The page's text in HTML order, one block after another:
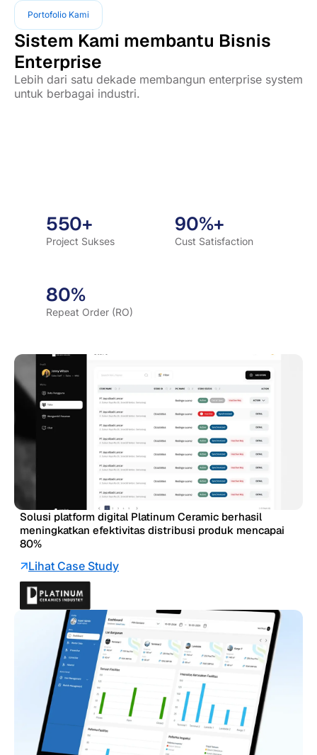
Portofolio Kami
Sistem Kami membantu Bisnis
Enterprise
Lebih dari satu dekade membangun enterprise system
untuk berbagai industri.
550+
Project Sukses
90%+
Cust Satisfaction
80%
Repeat Order (RO)
Solusi platform digital Platinum Ceramic berhasil
meningkatkan efektivitas distribusi produk mencapai
80%
Lihat Case Study